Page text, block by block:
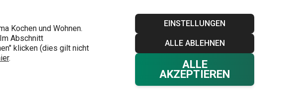
Kochen und Wohnen.
Abschnitt
klicken (dies gilt nicht
.
EINSTELLUNGEN
ALLE ABLEHNEN
ALLE
AKZEPTIEREN
Tescoma Club Garantie Kontakt
Favoriten Einloggen
0 Ihr Warenkorb
€ 0,00